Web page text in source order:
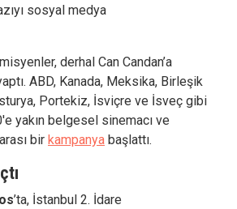
sosyal medya
derhal Can Candan’a
ABD, Kanada, Meksika, Birleşik
Portekiz, İsviçre ve İsveç gibi
yakın belgesel sinemacı ve
bir kampanya başlattı.
’ta, İstanbul 2. İdare